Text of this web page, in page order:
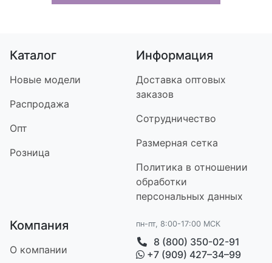
Каталог
Новые модели
Распродажа
Опт
Розница
Информация
Доставка оптовых
заказов
Сотрудничество
Размерная сетка
Политика в отношении
обработки
персональных данных
Компания
О компании
пн-пт, 8:00-17:00 МСК
8 (800) 350-02-91
+7 (909) 427–34–99